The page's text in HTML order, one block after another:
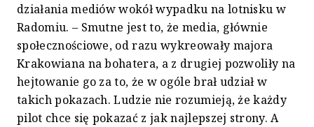
działania mediów wokół wypadku na lotnisku w
Radomiu. – Smutne jest to, że media, głównie
społecznościowe, od razu wykreowały majora
Krakowiana na bohatera, a z drugiej pozwoliły na
hejtowanie go za to, że w ogóle brał udział w
takich pokazach. Ludzie nie rozumieją, że każdy
pilot chce się pokazać z jak najlepszej strony. A